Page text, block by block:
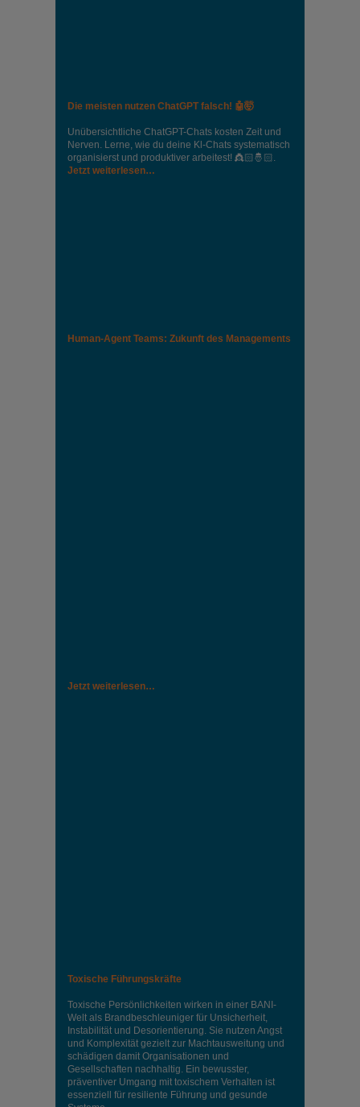
Die meisten nutzen ChatGPT falsch! 🤖🤯
Unübersichtliche ChatGPT-Chats kosten Zeit und
Nerven. Lerne, wie du deine Kl-Chats systematisch
organisierst und produktiver arbeitest! 👸🏻🤴🏻.
Jetzt weiterlesen…
Human-Agent Teams: Zukunft des Managements
Jetzt weiterlesen…
Toxische Führungskräfte
Toxische Persönlichkeiten wirken in einer BANI-
Welt als Brandbeschleuniger für Unsicherheit,
Instabilität und Desorientierung. Sie nutzen Angst
und Komplexität gezielt zur Machtausweitung und
schädigen damit Organisationen und
Gesellschaften nachhaltig. Ein bewusster,
präventiver Umgang mit toxischem Verhalten ist
essenziell für resiliente Führung und gesunde